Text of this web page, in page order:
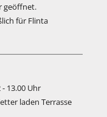
geöffnet.
für Flinta
13.00 Uhr
laden Terrasse